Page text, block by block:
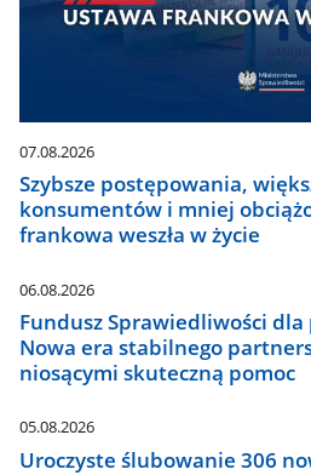
07.08.2026
Szybsze postępowania,
konsumentów i mniej
frankowa weszła w życie
06.08.2026
Fundusz Sprawiedliwości
Nowa era stabilnego
niosącymi skuteczną pomoc
05.08.2026
Uroczyste ślubowanie 306